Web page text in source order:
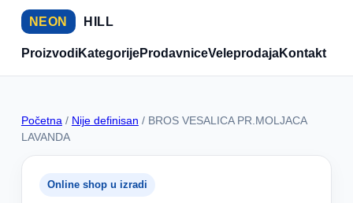
NEON HILL
ProizvodiKategorijeProdavniceVeleprodajaKontakt
Početna / Nije definisan / BROS VESALICA PR.MOLJACA
LAVANDA
Online shop u izradi